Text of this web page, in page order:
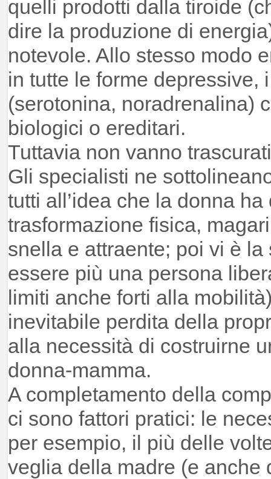
quelli prodotti dalla tiroide
dire la produzione di
notevole. Allo stesso modo
in tutte le forme depressive,
(serotonina, noradrenalina)
biologici o ereditari.
Tuttavia non vanno
Gli specialisti ne
tutti all’idea che la donna
trasformazione fisica,
snella e attraente; poi vi è
essere più una persona
limiti anche forti alla
inevitabile perdita della
alla necessità di costruirne
donna-mamma.
A completamento della
ci sono fattori pratici: le
per esempio, il più delle
veglia della madre (e anche